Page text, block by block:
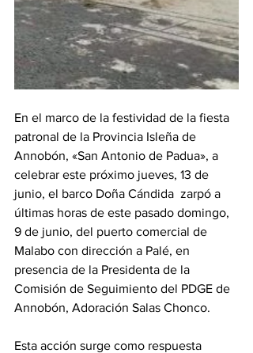
En el marco de la festividad de la fiesta
patronal de la Provincia Isleña de
Annobón, «San Antonio de Padua», a
celebrar este próximo jueves, 13 de
junio, el barco Doña Cándida  zarpó a
últimas horas de este pasado domingo,
9 de junio, del puerto comercial de
Malabo con dirección a Palé, en
presencia de la Presidenta de la
Comisión de Seguimiento del PDGE de
Annobón, Adoración Salas Chonco.
Esta acción surge como respuesta